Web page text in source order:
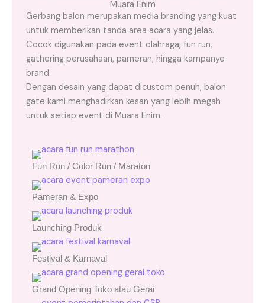
Muara Enim
Gerbang balon merupakan media branding yang kuat
untuk memberikan tanda area acara yang jelas.
Cocok digunakan pada event olahraga, fun run,
gathering perusahaan, pameran, hingga kampanye
brand.
Dengan desain yang dapat dicustom penuh, balon
gate kami menghadirkan kesan yang lebih megah
untuk setiap event di Muara Enim.
Fun Run / Color Run / Maraton
Pameran & Expo
Launching Produk
Festival & Karnaval
Grand Opening Toko atau Gerai